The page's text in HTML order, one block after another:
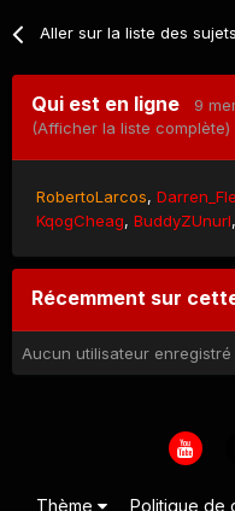
Aller sur la liste des sujets
Qui est en ligne 9
(Afficher la liste complète)
RobertoLarcos
KqogCheag BuddyZUnurl
Récemment sur
Aucun utilisateur
Thème Politique de